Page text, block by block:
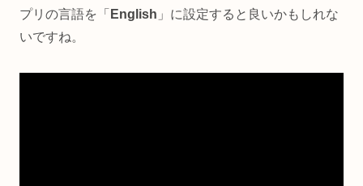
プリの言語を「 English 」に設定すると良いかもしれな
いですね。